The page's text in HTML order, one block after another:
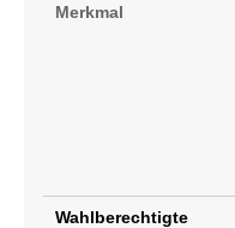
Merkmal
Wahlberechtigte